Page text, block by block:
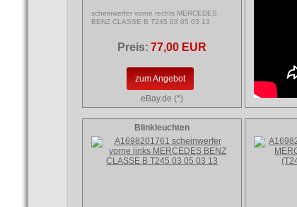
scheinwerfer vorne rechts MERCEDES
BENZ CLASSE B T245 03 05 03 13
Preis: 77,00 EUR
zum Angebot
eBay.de (*)
Blinkleuchten